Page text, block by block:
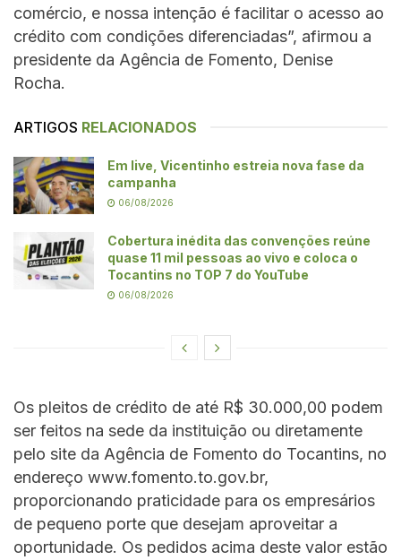
comércio, e nossa intenção é facilitar o acesso ao
crédito com condições diferenciadas”, afirmou a
presidente da Agência de Fomento, Denise
Rocha.
ARTIGOS RELACIONADOS
Em live, Vicentinho estreia nova fase da
campanha
06/08/2026
Cobertura inédita das convenções reúne
quase 11 mil pessoas ao vivo e coloca o
Tocantins no TOP 7 do YouTube
06/08/2026
Os pleitos de crédito de até R$ 30.000,00 podem
ser feitos na sede da instituição ou diretamente
pelo site da Agência de Fomento do Tocantins, no
endereço www.fomento.to.gov.br,
proporcionando praticidade para os empresários
de pequeno porte que desejam aproveitar a
oportunidade. Os pedidos acima deste valor estão